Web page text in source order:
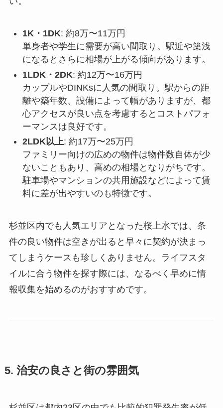
1K・1DK: 約8万〜11万円
単身者や学生に需要が高い間取り。駅近や築浅
になるとさらに相場が上がる傾向があります。
1LDK・2DK: 約12万〜16万円
カップルやDINKsに人気の間取り。駅からの距
離や築年数、設備によって幅がありますが、都
心アクセスが良い点を考慮するとコストパフォ
ーマンスは良好です。
2LDK以上: 約17万〜25万円
ファミリー向けの広めの物件は物件数自体が少
ないこともあり、高めの相場となりがちです。
駐車場やマンションの共用施設などによって賃
料に差が出やすいのも特徴です。
杉並区内でも人気エリアとなった桜上水では、条
件の良い物件は空きが出ると早々に契約が決まっ
てしまうケースも珍しくありません。ライフスタ
イルに合う物件を探す際には、なるべく早めに情
報収集を始めるのがおすすめです。
5. 治安の良さと街の雰囲気